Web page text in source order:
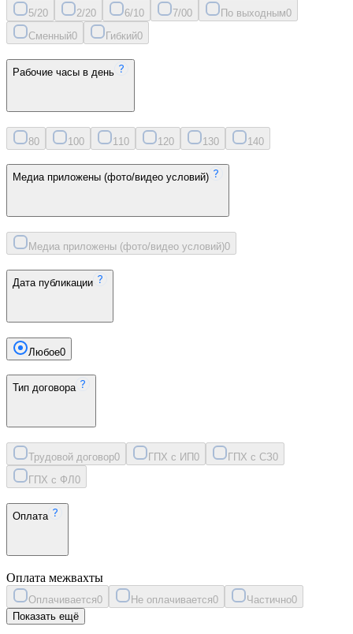
5/20 2/20 6/10 7/00 По выходным0
Сменный0 Гибкий0
Рабочие часы в день
80 100 11 0 120 130 140
Медиа приложены (фото/видео условий)
Медиа приложены (фото/видео условий)0
Дата публикации
Любое0
Тип договора
Трудовой договор0 ГПХ с ИП0 ГПХ с СЗ0
ГПХ с ФЛ 0
Оплата
Оплата межвахты
Оплачивается0 Не оплачивается0 Частично0
Показать ещё